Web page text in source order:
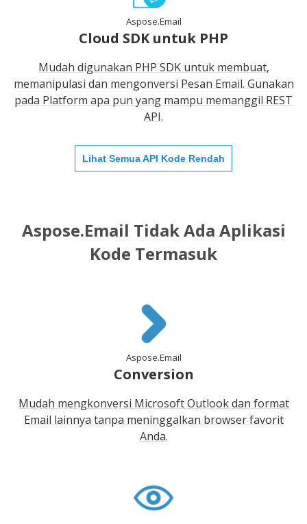
Aspose.Email
Cloud SDK untuk PHP
Mudah digunakan PHP SDK untuk membuat,
memanipulasi dan mengonversi Pesan Email. Gunakan
pada Platform apa pun yang mampu memanggil REST
API.
Lihat Semua API Kode Rendah
Aspose.Email Tidak Ada Aplikasi
Kode Termasuk
Aspose.Email
Conversion
Mudah mengkonversi Microsoft Outlook dan format
Email lainnya tanpa meninggalkan browser favorit
Anda.